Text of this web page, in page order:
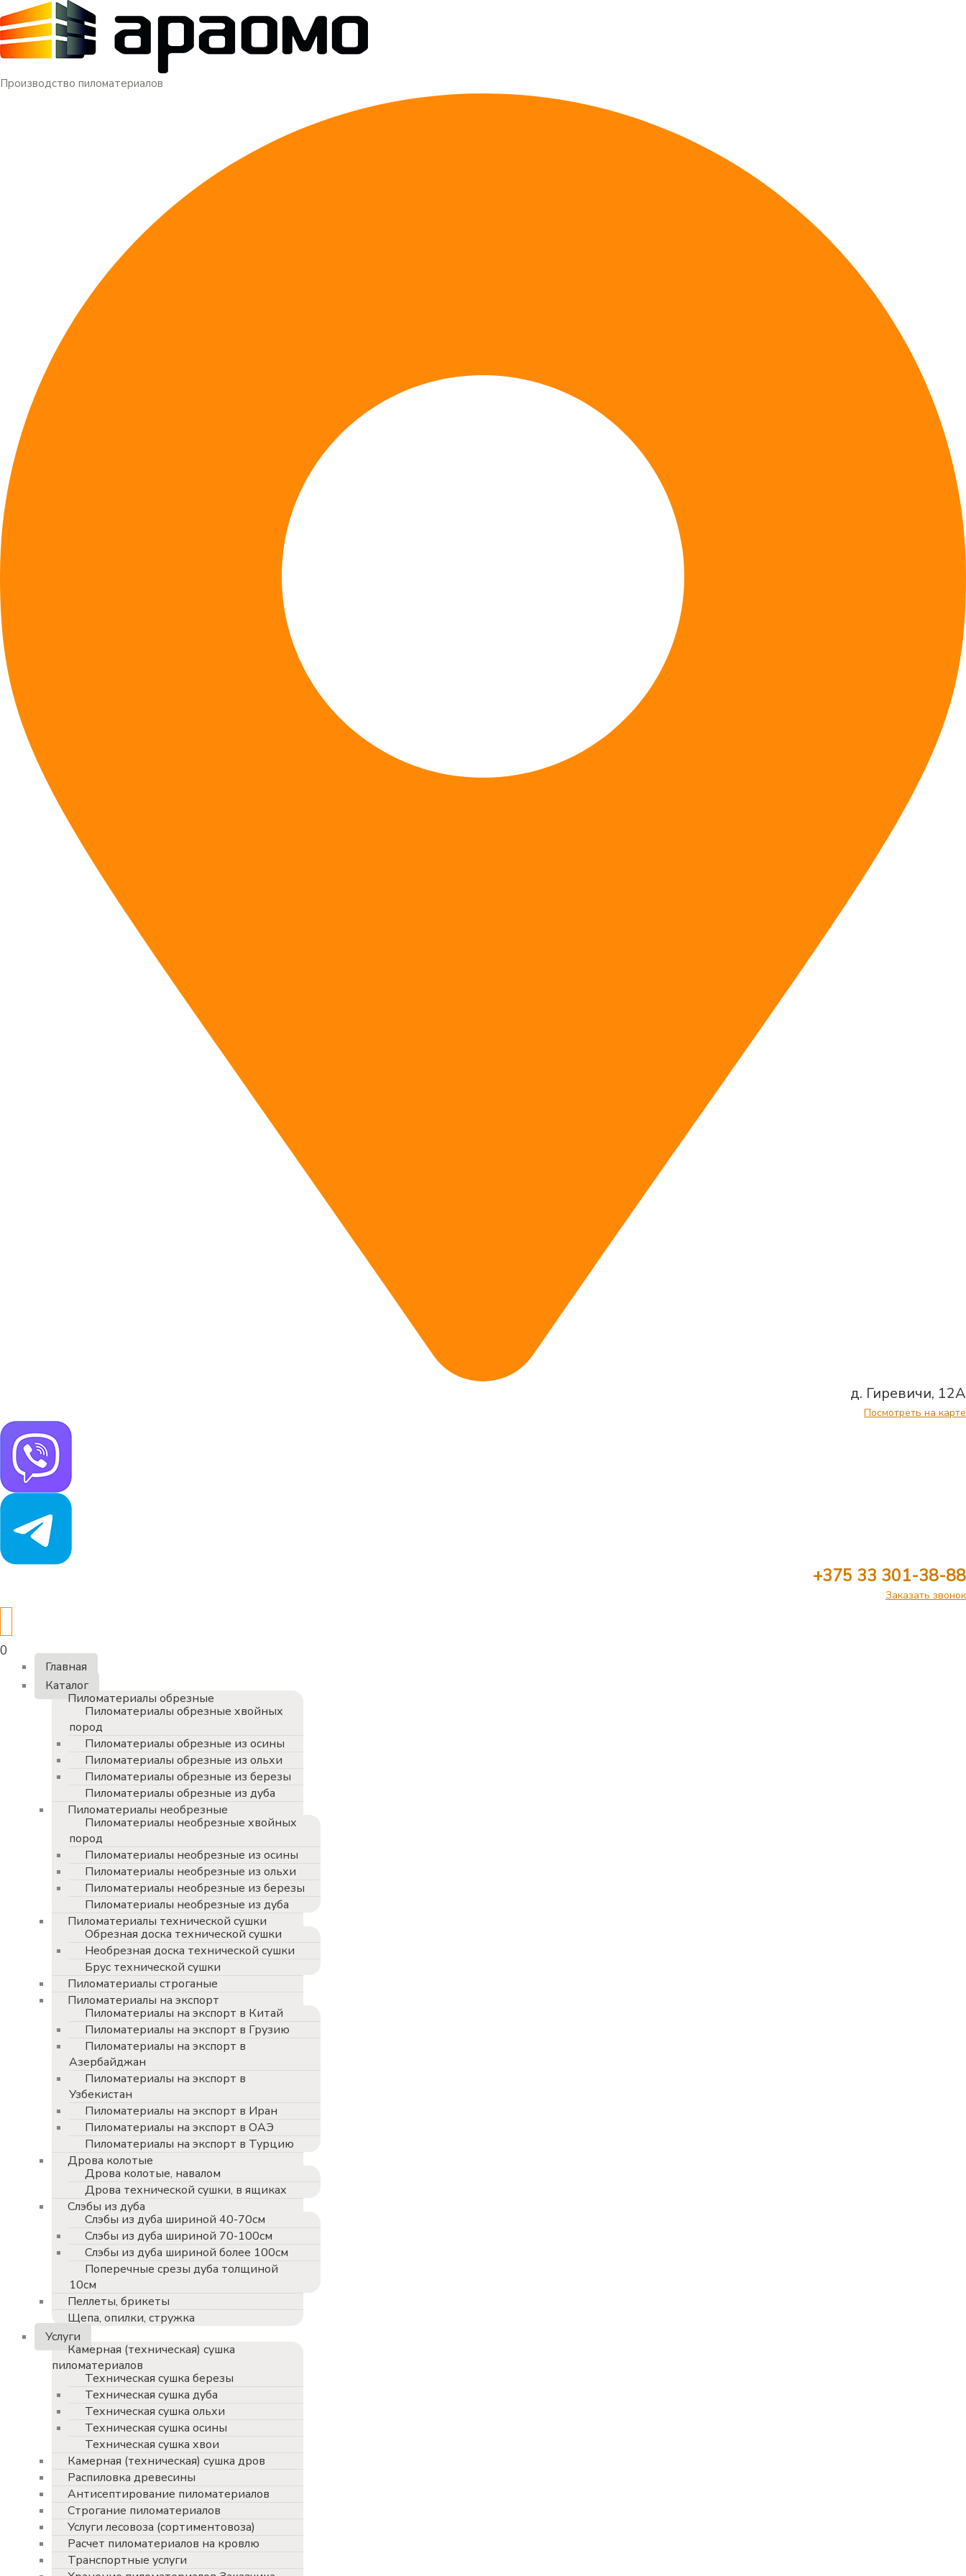
Производство пиломатериалов
д. Гиревичи, 12А
Посмотреть на карте
+375 33 301-38-88
Заказать звонок
0
Меню
Главная
Каталог
Пиломатериалы обрезные
Пиломатериалы обрезные хвойных
пород
Пиломатериалы обрезные из осины
Пиломатериалы обрезные из ольхи
Пиломатериалы обрезные из березы
Пиломатериалы обрезные из дуба
Пиломатериалы необрезные
Пиломатериалы необрезные хвойных
пород
Пиломатериалы необрезные из осины
Пиломатериалы необрезные из ольхи
Пиломатериалы необрезные из березы
Пиломатериалы необрезные из дуба
Пиломатериалы технической сушки
Обрезная доска технической сушки
Необрезная доска технической сушки
Брус технической сушки
Пиломатериалы строганые
Пиломатериалы на экспорт
Пиломатериалы на экспорт в Китай
Пиломатериалы на экспорт в Грузию
Пиломатериалы на экспорт в
Азербайджан
Пиломатериалы на экспорт в
Узбекистан
Пиломатериалы на экспорт в Иран
Пиломатериалы на экспорт в ОАЭ
Пиломатериалы на экспорт в Турцию
Дрова колотые
Дрова колотые, навалом
Дрова технической сушки, в ящиках
Слэбы из дуба
Слэбы из дуба шириной 40-70см
Слэбы из дуба шириной 70-100см
Слэбы из дуба шириной более 100см
Поперечные срезы дуба толщиной
10см
Пеллеты, брикеты
Щепа, опилки, стружка
Услуги
Камерная (техническая) сушка
пиломатериалов
Техническая сушка березы
Техническая сушка дуба
Техническая сушка ольхи
Техническая сушка осины
Техническая сушка хвои
Камерная (техническая) сушка дров
Распиловка древесины
Антисептирование пиломатериалов
Строгание пиломатериалов
Услуги лесовоза (сортиментовоза)
Расчет пиломатериалов на кровлю
Транспортные услуги
Перейти
к
содержимому